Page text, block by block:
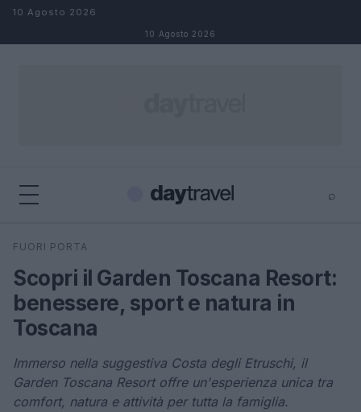
Salta al contenuto
10 Agosto 2026
10 Agosto 2026
⌕
Cerca
FUORI PORTA
Scopri il Garden Toscana Resort:
benessere, sport e natura in
Toscana
Immerso nella suggestiva Costa degli Etruschi, il
Garden Toscana Resort offre un'esperienza unica tra
comfort, natura e attività per tutta la famiglia.